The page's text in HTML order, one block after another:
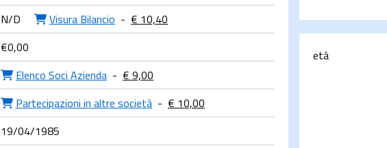
N/D Visura Bilancio - € 10,40
€0,00
Elenco Soci Azienda - € 9,00
Partecipazioni in altre società - € 10,00
19/04/1985
età